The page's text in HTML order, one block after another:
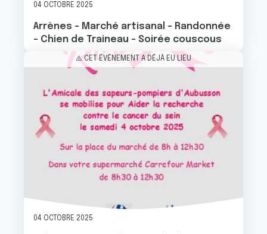
04 OCTOBRE 2025
Arrènes - Marché artisanal - Randonnée
- Chien de Traineau - Soirée couscous
04 OCTOBRE 2025
⚠️ CET ÉVÉNEMENT A DÉJÀ EU LIEU